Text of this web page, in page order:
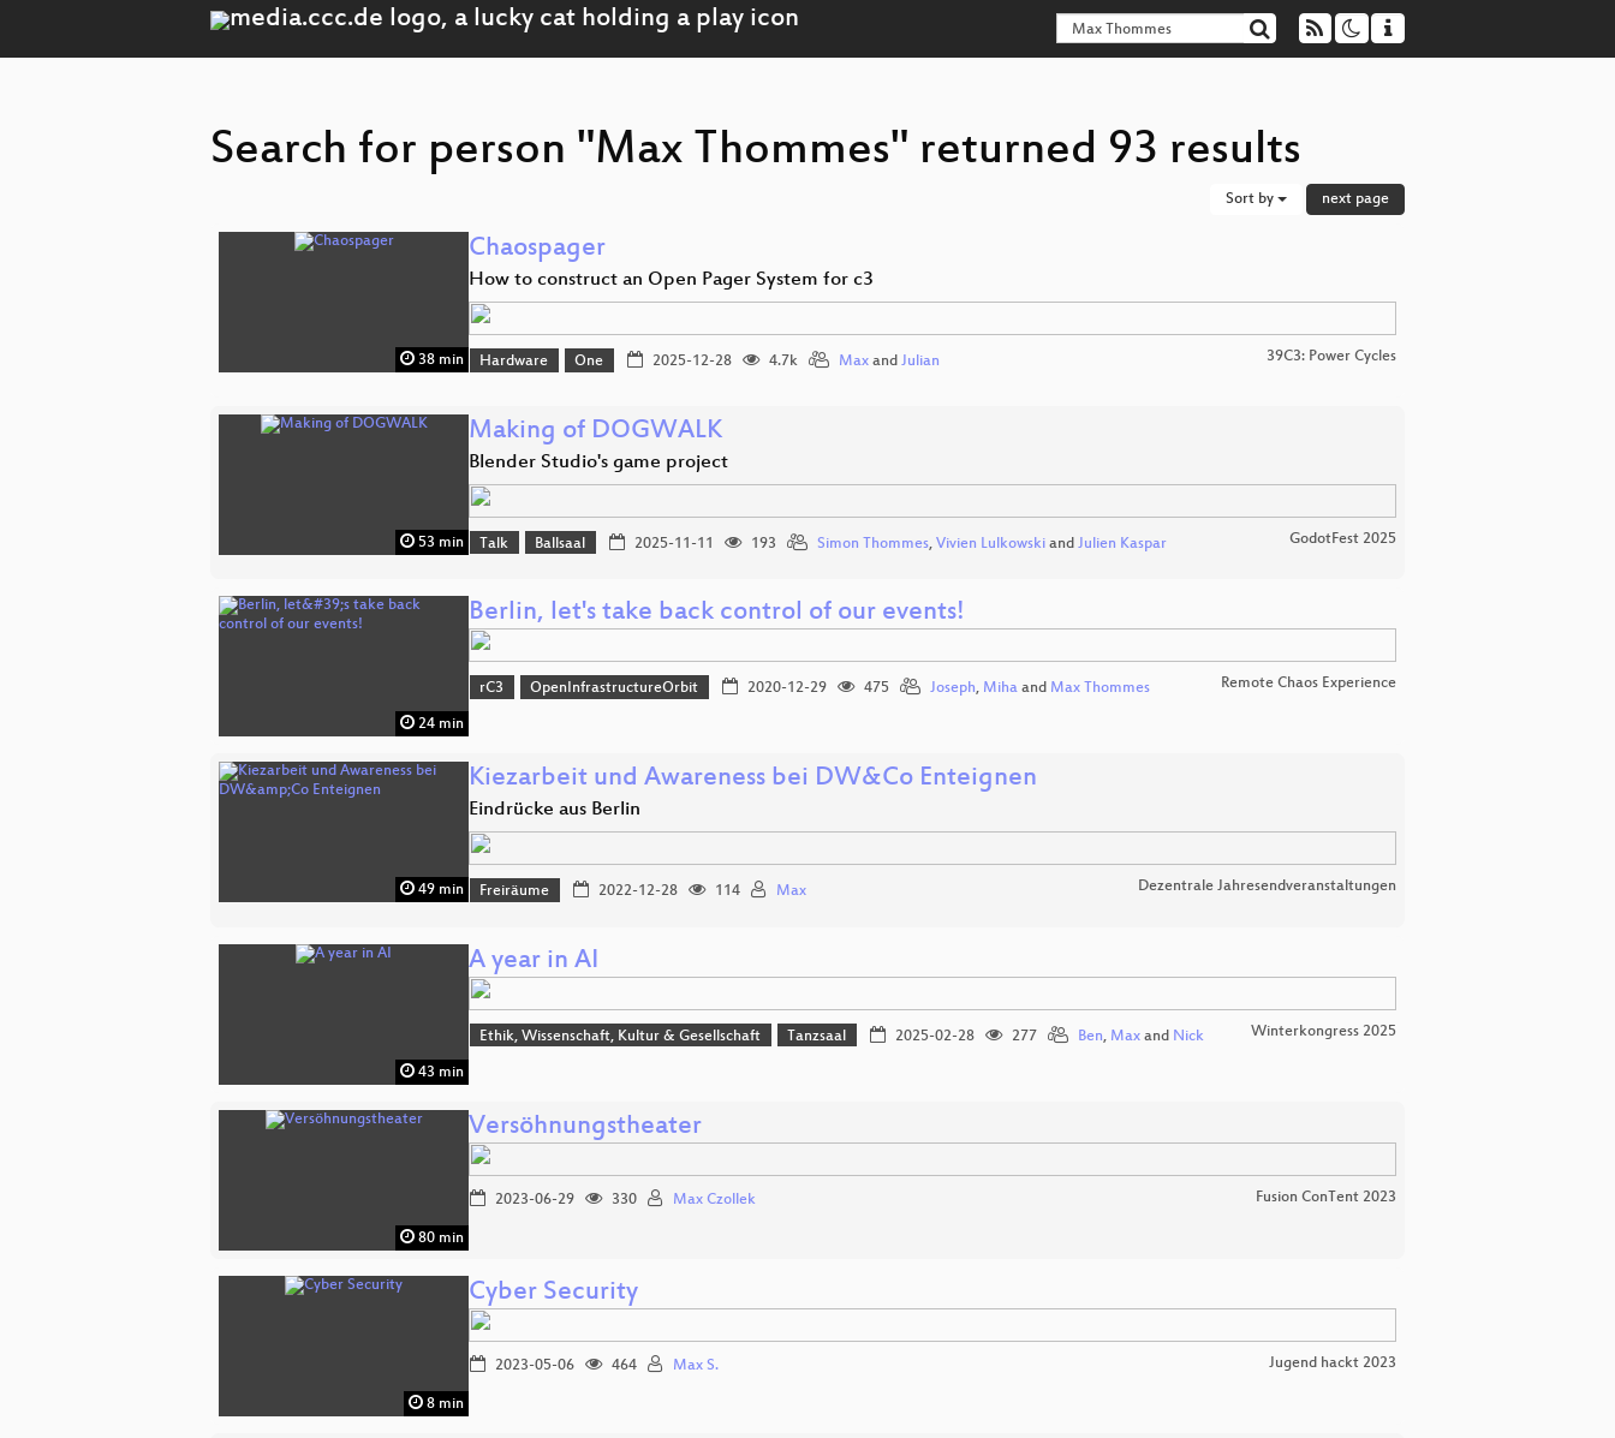
Search for person "Max Thommes" returned 93 results
Sort by next page
38 min
Chaospager
How to construct an Open Pager System for c3
Hardware One 2025-12-28 4.7k Maxand Julian 39C3: Power Cycles
53 min
Making of DOGWALK
Blender Studio's game project
Talk Ballsaal 2025-11-11 193 Simon Thommes, Vivien Lulkowskiand Julien Kaspar GodotFest 2025
24 min
Berlin, let's take back control of our events!
rC3 OpenInfrastructureOrbit 2020-12-29 475 Joseph, Mihaand Max Thommes Remote Chaos Experience
49 min
Kiezarbeit und Awareness bei DW&Co Enteignen
Eindrücke aus Berlin
Freiräume 2022-12-28 114 Max Dezentrale Jahresendveranstaltungen
43 min
A year in AI
Ethik, Wissenschaft, Kultur & Gesellschaft Tanzsaal 2025-02-28 277 Ben, Maxand Nick Winterkongress 2025
80 min
Versöhnungstheater
2023-06-29 330 Max Czollek Fusion ConTent 2023
8 min
Cyber Security
2023-05-06 464 Max S. Jugend hackt 2023